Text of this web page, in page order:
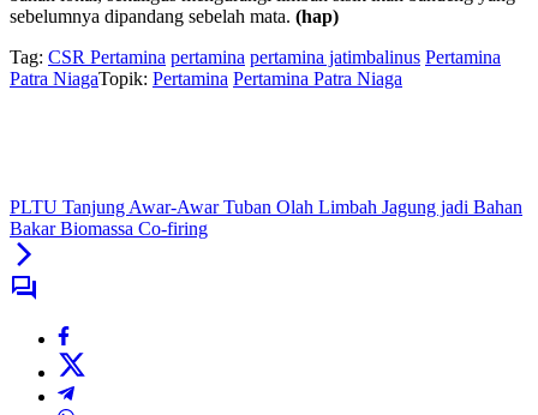
sebelumnya dipandang sebelah mata. (hap)
Tag: CSR Pertamina pertamina pertamina jatimbalinus Pertamina
Patra NiagaTopik: Pertamina Pertamina Patra Niaga
PLTU Tanjung Awar-Awar Tuban Olah Limbah Jagung jadi Bahan
Bakar Biomassa Co-firing